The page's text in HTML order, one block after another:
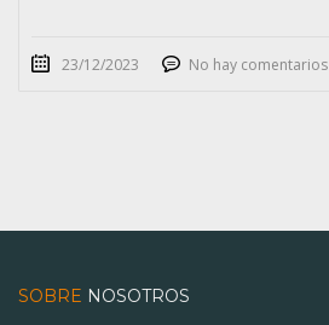
23/12/2023 No hay comentarios
SOBRE NOSOTROS